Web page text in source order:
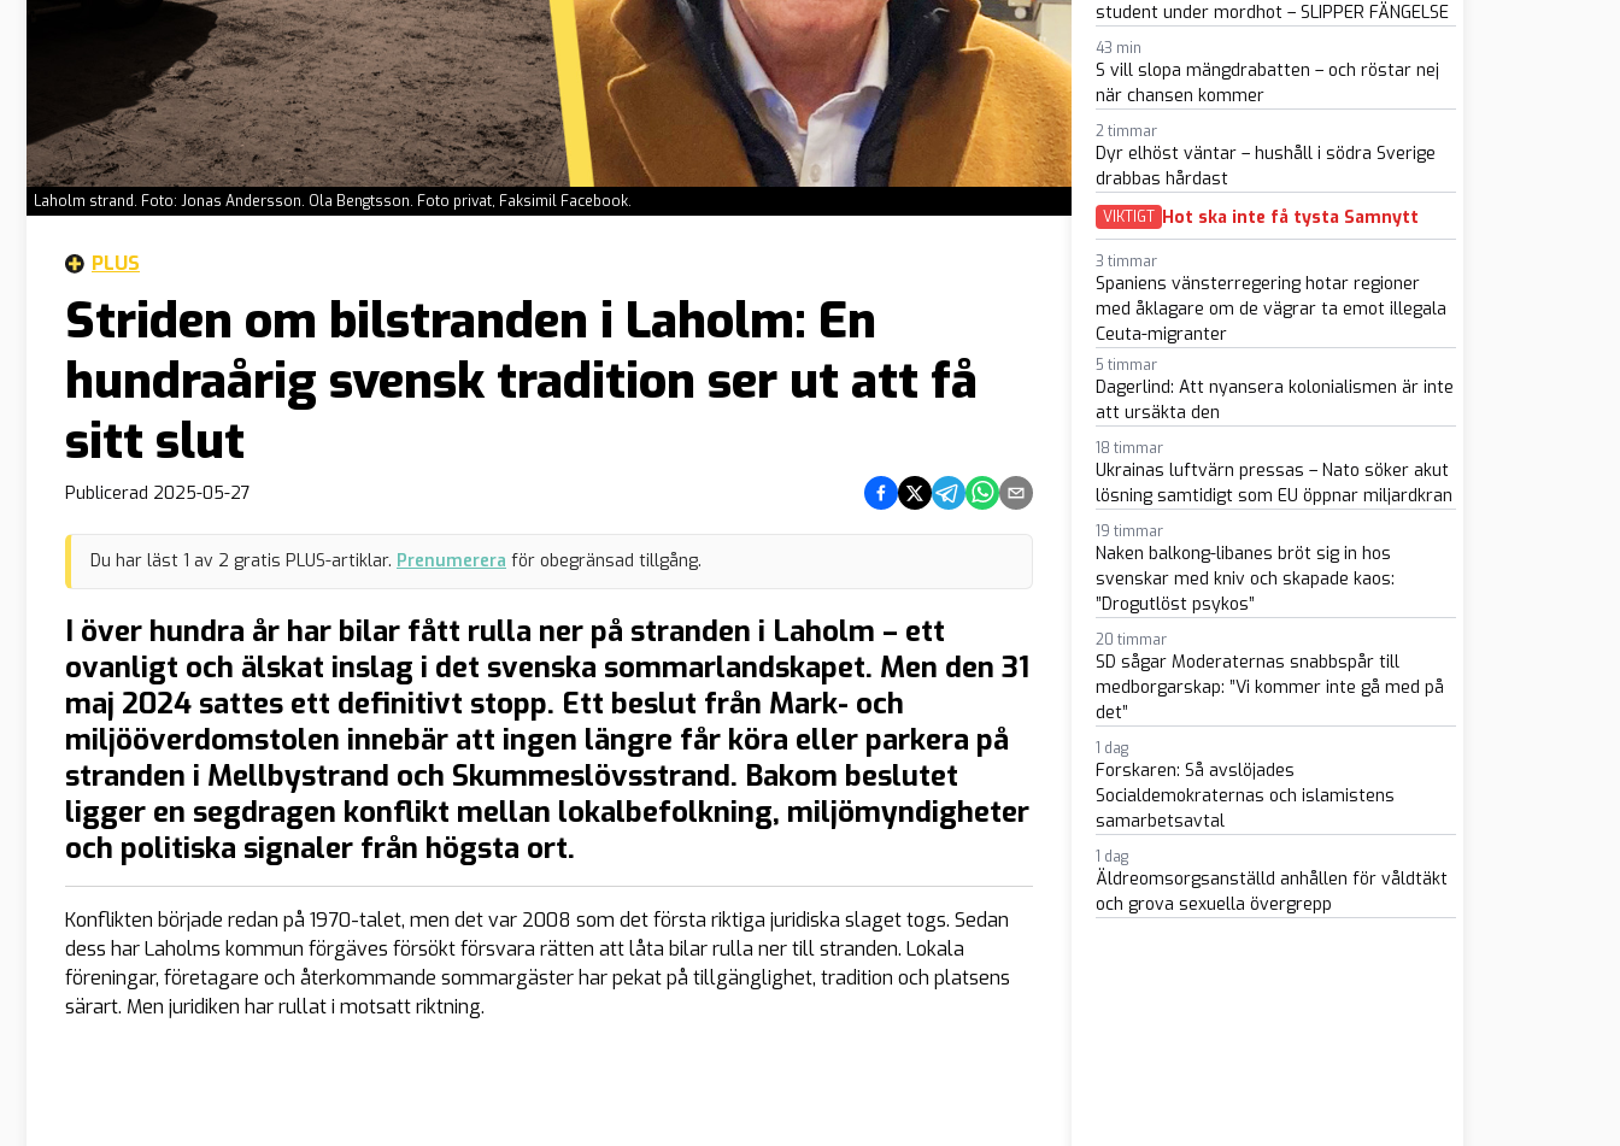
Laholm strand. Foto: Jonas Andersson. Ola Bengtsson. Foto privat, Faksimil Facebook.
PLUS
Striden om bilstranden i Laholm: En
hundraårig svensk tradition ser ut att få
sitt slut
Publicerad 2025-05-27 Dela på Facebook
Dela på Twitter
Dela på Telegram
Dela på Whatsapp
Dela via e-post
Du har läst 1 av 2 gratis PLUS-artiklar. Prenumerera för obegränsad tillgång.
I över hundra år har bilar fått rulla ner på stranden i Laholm – ett
ovanligt och älskat inslag i det svenska sommarlandskapet. Men den 31
maj 2024 sattes ett definitivt stopp. Ett beslut från Mark- och
miljööverdomstolen innebär att ingen längre får köra eller parkera på
stranden i Mellbystrand och Skummeslövsstrand. Bakom beslutet
ligger en segdragen konflikt mellan lokalbefolkning, miljömyndigheter
och politiska signaler från högsta ort.
Konflikten började redan på 1970-talet, men det var 2008 som det första riktiga juridiska slaget togs. Sedan
dess har Laholms kommun förgäves försökt försvara rätten att låta bilar rulla ner till stranden. Lokala
föreningar, företagare och återkommande sommargäster har pekat på tillgänglighet, tradition och platsens
särart. Men juridiken har rullat i motsatt riktning.
student under mordhot – SLIPPER FÄNGELSE
43 min
S vill slopa mängdrabatten – och röstar nej
när chansen kommer
2 timmar
Dyr elhöst väntar – hushåll i södra Sverige
drabbas hårdast
VIKTIGT Hot ska inte få tysta Samnytt
3 timmar
Spaniens vänsterregering hotar regioner
med åklagare om de vägrar ta emot illegala
Ceuta-migranter
5 timmar
Dagerlind: Att nyansera kolonialismen är inte
att ursäkta den
18 timmar
Ukrainas luftvärn pressas – Nato söker akut
lösning samtidigt som EU öppnar miljardkran
19 timmar
Naken balkong-libanes bröt sig in hos
svenskar med kniv och skapade kaos:
”Drogutlöst psykos”
20 timmar
SD sågar Moderaternas snabbspår till
medborgarskap: ”Vi kommer inte gå med på
det”
1 dag
Forskaren: Så avslöjades
Socialdemokraternas och islamistens
samarbetsavtal
1 dag
Äldreomsorgsanställd anhållen för våldtäkt
och grova sexuella övergrepp